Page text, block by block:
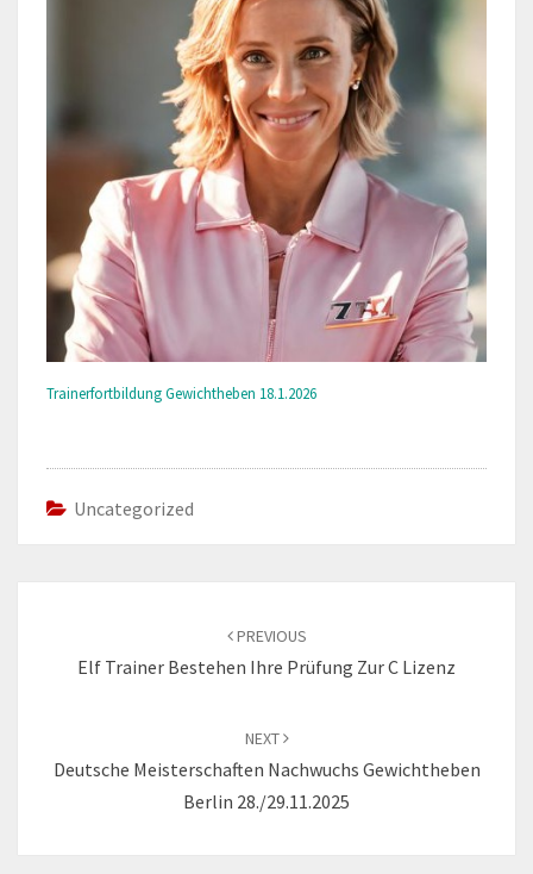
Trainerfortbildung Gewichtheben 18.1.2026
Uncategorized
PREVIOUS
Elf Trainer Bestehen Ihre Prüfung Zur C Lizenz
NEXT
Deutsche Meisterschaften Nachwuchs Gewichtheben
Berlin 28./29.11.2025